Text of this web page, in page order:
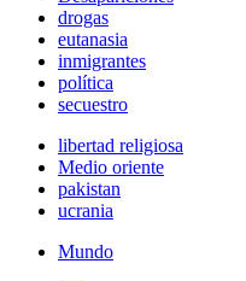
drogas
eutanasia
inmigrantes
política
secuestro
libertad religiosa
Medio oriente
pakistan
ucrania
Mundo